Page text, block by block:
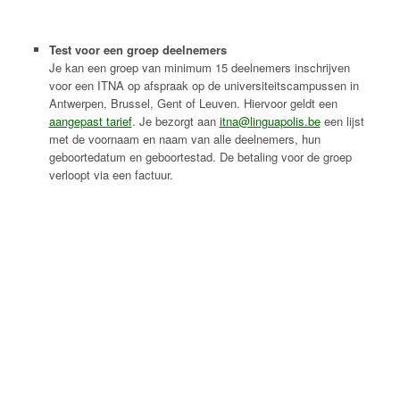
Test voor een groep deelnemers
Je kan een groep van minimum 15 deelnemers inschrijven
voor een ITNA op afspraak op de universiteitscampussen in
Antwerpen, Brussel, Gent of Leuven. Hiervoor geldt een
aangepast tarief. Je bezorgt aan itna@linguapolis.beeen lijst
met de voornaam en naam van alle deelnemers, hun
geboortedatum en geboortestad. De betaling voor de groep
verloopt via een factuur.